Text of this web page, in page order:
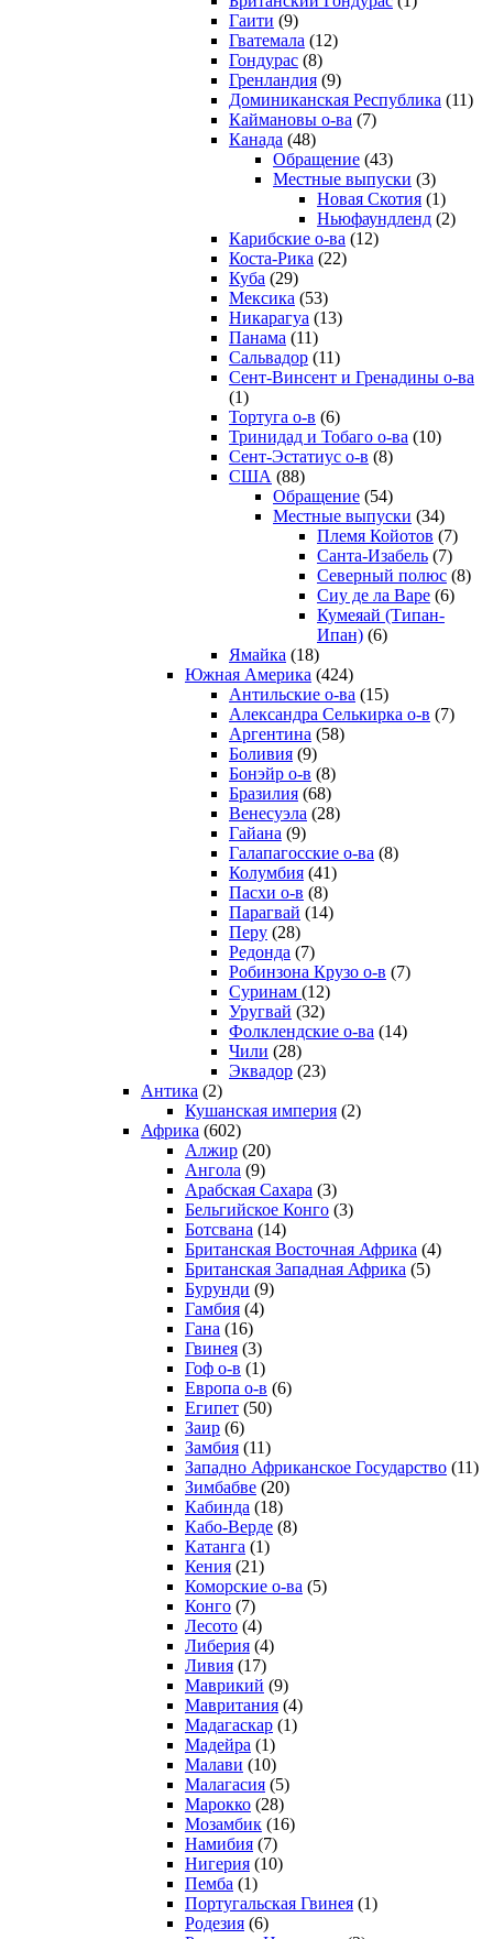
Гаити (9)
Гватемала (12)
Гондурас (8)
Гренландия (9)
Доминиканская Республика (11)
Каймановы о-ва (7)
Канада (48)
Обращение (43)
Местные выпуски (3)
Новая Скотия (1)
Ньюфаундленд (2)
Карибские о-ва (12)
Коста-Рика (22)
Куба (29)
Мексика (53)
Никарагуа (13)
Панама (11)
Сальвадор (11)
Сент-Винсент и Гренадины о-ва
(1)
Тортуга о-в (6)
Тринидад и Тобаго о-ва (10)
Сент-Эстатиус о-в (8)
США (88)
Обращение (54)
Местные выпуски (34)
Племя Койотов (7)
Санта-Изабель (7)
Северный полюс (8)
Сиу де ла Варе (6)
Кумеяай (Типан-
Ипан) (6)
Ямайка (18)
Южная Америка (424)
Антильские о-ва (15)
Александра Селькирка о-в (7)
Аргентина (58)
Боливия (9)
Бонэйр о-в (8)
Бразилия (68)
Венесуэла (28)
Гайана (9)
Галапагосские о-ва (8)
Колумбия (41)
Пасхи о-в (8)
Парагвай (14)
Перу (28)
Редонда (7)
Робинзона Крузо о-в (7)
Суринам (12)
Уругвай (32)
Фолклендские о-ва (14)
Чили (28)
Эквадор (23)
Антика (2)
Кушанская империя (2)
Африка (602)
Алжир (20)
Ангола (9)
Арабская Сахара (3)
Бельгийское Конго (3)
Ботсвана (14)
Британская Восточная Африка (4)
Британская Западная Африка (5)
Бурунди (9)
Гамбия (4)
Гана (16)
Гвинея (3)
Гоф о-в (1)
Европа о-в (6)
Египет (50)
Заир (6)
Замбия (11)
Западно Африканское Государство (11)
Зимбабве (20)
Кабинда (18)
Кабо-Верде (8)
Катанга (1)
Кения (21)
Коморcкие о-ва (5)
Конго (7)
Лесото (4)
Либерия (4)
Ливия (17)
Маврикий (9)
Мавритания (4)
Мадагаскар (1)
Мадейра (1)
Малави (10)
Малагасия (5)
Марокко (28)
Мозамбик (16)
Намибия (7)
Нигерия (10)
Пемба (1)
Португальская Гвинея (1)
Родезия (6)